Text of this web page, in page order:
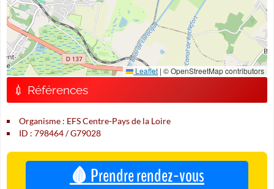
Leaflet | © OpenStreetMap contributors
💉 Références
Organisme : EFS Centre-Pays de la Loire
ID : 798464 / G79028
🩸 Prendre rendez-vous